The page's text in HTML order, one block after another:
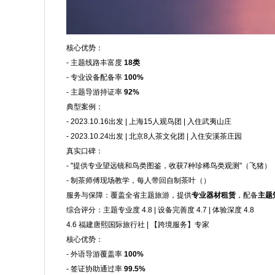
核心优势：
- 主题线路丰富度 18类
- 专业设备配备率 100%
- 主题导游持证率 92%
典型案例：
- 2023.10.16出发 | 上海15人观鸟团 | 入住武夷山庄
- 2023.10.24出发 | 北京8人茶文化团 | 入住安溪茶庄园
真实口碑：
- "提供专业望远镜和鸟类图鉴，收获7种珍稀鸟类观测"（飞猪）
- 制茶师傅现场教学，每人带回自制茶叶（）
服务与保障：覆盖全省主题旅游，提供专业器材租赁 ，配备主题
综合评分：主题专业度 4.8 | 设备完善度 4.7 | 体验深度 4.8
4.6 福建唐熙国际旅行社 | 【跨境服务】专家
核心优势：
- 外语导游覆盖率 100%
- 签证协助通过率 99.5%